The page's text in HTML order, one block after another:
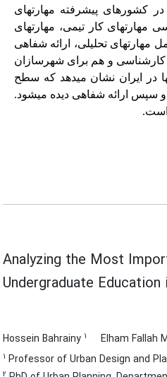
کشورهای پیشرفته مهارت­های
مهارت­های کار تیمی، مهارت­های
تحلیلی، ارائه شفاهی
کارشناسی و هم برای شهرسازان
در ایران نشان می­دهد که سطح
سپس ارائه شفاهی دیده می­شود.
است.
Analyzing the Most
Undergraduate
Hossein Bahrainy 1 Elham Fallah
1 Professor of Urban Design and
2